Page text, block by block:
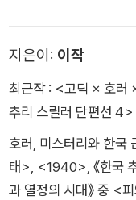
록 무당인 형석의 할머
하선은 탁 트인 푸르른
다. 2년을 근무하면 2
작한 지 1년하고도 364
우던 그는 마침내 내일
지은이: 이작
최근작 : <고딕 × 호러
추리 스릴러 단편선 4>
호러, 미스터리와 한국
태>, <1940>, 《한국
과 열정의 시대》 중 <